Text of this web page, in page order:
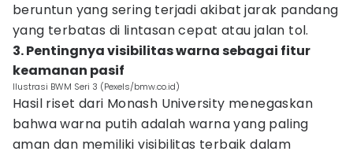
beruntun yang sering terjadi akibat jarak pandang
yang terbatas di lintasan cepat atau jalan tol.
3. Pentingnya visibilitas warna sebagai fitur
keamanan pasif
Ilustrasi BWM Seri 3 (Pexels/bmw.co.id)
Hasil riset dari Monash University menegaskan
bahwa warna putih adalah warna yang paling
aman dan memiliki visibilitas terbaik dalam